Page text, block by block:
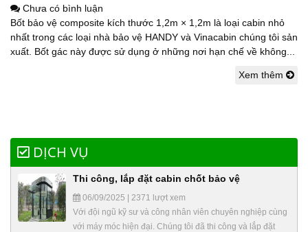
Chưa có bình luận
Bốt bảo vệ composite kích thước 1,2m × 1,2m là loại cabin nhỏ
nhất trong các loại nhà bảo vệ HANDY và Vinacabin chúng tôi sản
xuất. Bốt gác này được sử dụng ở những nơi hạn chế về không...
Xem thêm
DỊCH VỤ
Thi công, lắp đặt cabin chốt bảo vệ
06/09/2025 | 2371 lượt xem
Với đội ngũ kỹ sư và công nhân viên chuyên nghiệp cùng
với máy móc hiện đại. Chúng tôi đã thi công và lắp đặt